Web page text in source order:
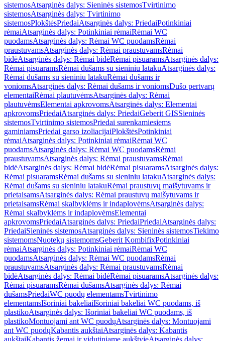
sistemosAtsarginės dalys: Sieninės sistemosTvirtinimo
sistemosAtsarginės dalys: Tvirtinimo
sistemosPlokštėsPriedaiAtsarginės dalys: PriedaiPotinkiniai
rėmaiAtsarginės dalys: Potinkiniai rėmaiRėmai WC
puodamsAtsarginės dalys: Rėmai WC puodamsRėmai
praustuvamsAtsarginės dalys: Rėmai praustuvamsRėmai
bidėAtsarginės dalys: Rėmai bidėRėmai pisuaramsAtsarginės dalys:
Rėmai pisuaramsRėmai dušams su sieniniu latakuAtsarginės dalys:
Rėmai dušams su sieniniu latakuRėmai dušams ir
voniomsAtsarginės dalys: Rėmai dušams ir voniomsDušo pertvarų
elementaiRėmai plautuvėmsAtsarginės dalys: Rėmai
plautuvėmsElementai apkrovomsAtsarginės dalys: Elementai
apkrovomsPriedaiAtsarginės dalys: PriedaiGeberit GISSieninės
sistemosTvirtinimo sistemosPriedai surenkamiesiems
gaminiamsPriedai garso izoliacijaiPlokštėsPotinkiniai
rėmaiAtsarginės dalys: Potinkiniai rėmaiRėmai WC
puodamsAtsarginės dalys: Rėmai WC puodamsRėmai
praustuvamsAtsarginės dalys: Rėmai praustuvamsRėmai
bidėAtsarginės dalys: Rėmai bidėRėmai pisuaramsAtsarginės dalys:
Rėmai pisuaramsRėmai dušams su sieniniu latakuAtsarginės dalys:
Rėmai dušams su sieniniu latakuRėmai praustuvų maišytuvams ir
prietaisamsAtsarginės dalys: Rėmai praustuvų maišytuvams ir
prietaisamsRėmai skalbyklėms ir indaplovėmsAtsarginės dalys:
Rėmai skalbyklėms ir indaplovėmsElementai
apkrovomsPriedaiAtsarginės dalys: PriedaiPriedaiAtsarginės dalys:
PriedaiSieninės sistemosAtsarginės dalys: Sieninės sistemosTiekimo
sistemomsNuotekų sistemomsGeberit KombifixPotinkiniai
rėmaiAtsarginės dalys: Potinkiniai rėmaiRėmai WC
puodamsAtsarginės dalys: Rėmai WC puodamsRėmai
praustuvamsAtsarginės dalys: Rėmai praustuvamsRėmai
bidėAtsarginės dalys: Rėmai bidėRėmai pisuaramsAtsarginės dalys:
Rėmai pisuaramsRėmai dušamsAtsarginės dalys: Rėmai
dušamsPriedaiWC puodų elementamsTvirtinimo
elementamsIšoriniai bakeliaiIšoriniai bakeliai WC puodams, iš
plastikoAtsarginės dalys: Išoriniai bakeliai WC puodams, iš
plastikoMontuojami ant WC puodųAtsarginės dalys: Montuojami
ant WC puodųKabantis aukštaiAtsarginės dalys: Kabantis
aukštaiKabantis žemai ir vidutiniame aukštyjeAtsarginės dalys: